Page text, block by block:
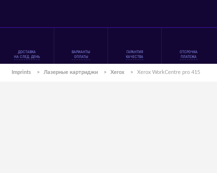
ДОСТАВКА
НА СЛЕД. ДЕНЬ
ВАРИАНТЫ
ОПЛАТЫ
ГАРАНТИЯ
КАЧЕСТВА
ОТСРОЧКА
ПЛАТЕЖА
Imprints > Лазерные картриджи > Xerox > Xerox WorkCentre pro 415